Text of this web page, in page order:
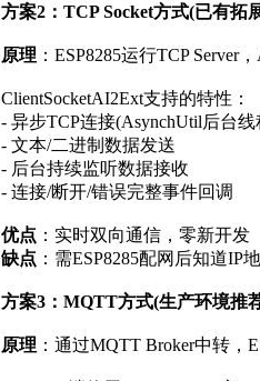
方案2：TCP Socket方式(已有拓
原理 ：ESP8285运行TCP Server
ClientSocketAI2Ext支持的特性：
- 异步TCP连接(AsynchUtil后台线
- 文本/二进制数据发送
- 后台持续监听数据接收
- 连接/断开/错误完整事件回调
优点 ：实时双向通信，零新开发
缺点 ：需ESP8285配网后知道IP
方案3：MQTT方式(生产环境推
原理 ：通过MQTT Broker中转，